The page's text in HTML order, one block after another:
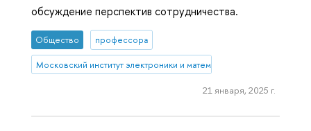
обсуждение перспектив сотрудничества.
Общество профессора
Московский институт электроники и математики им. А.Н. Тихонова
21 января, 2025 г.